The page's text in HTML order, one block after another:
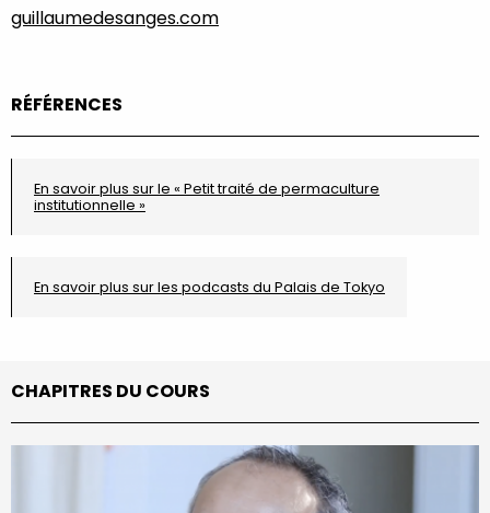
guillaumedesanges.com
RÉFÉRENCES
En savoir plus sur le « Petit traité de permaculture
institutionnelle »
En savoir plus sur les podcasts du Palais de Tokyo
CHAPITRES DU COURS